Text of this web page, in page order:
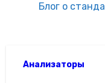
Блог о
Анализаторы